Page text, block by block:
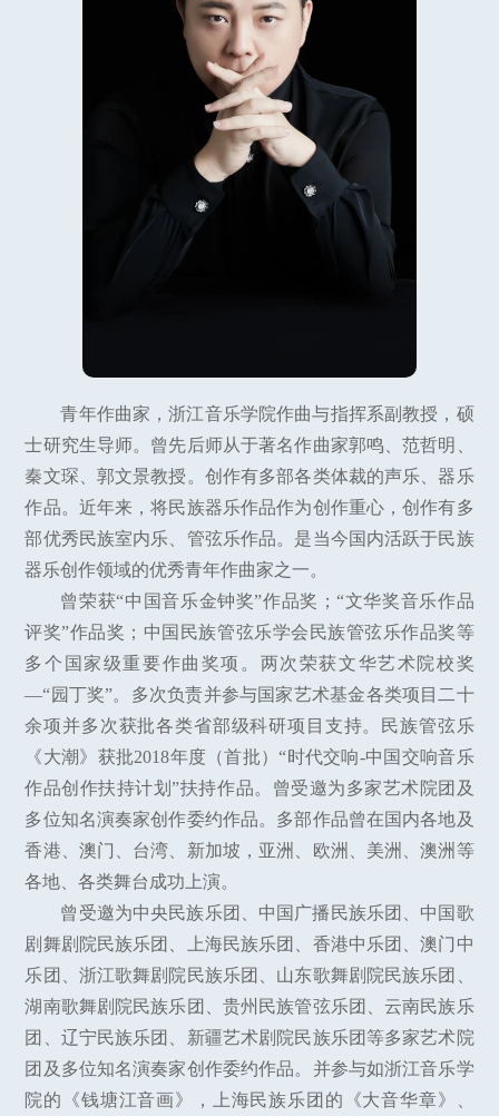
青年作曲家，浙江音乐学院作曲与指挥系副教授，硕
士研究生导师。曾先后师从于著名作曲家郭鸣、范哲明、
秦文琛、郭文景教授。创作有多部各类体裁的声乐、器乐
作品。近年来，将民族器乐作品作为创作重心，创作有多
部优秀民族室内乐、管弦乐作品。是当今国内活跃于民族
器乐创作领域的优秀青年作曲家之一。
曾荣获“中国音乐金钟奖”作品奖；“文华奖音乐作品
评奖”作品奖；中国民族管弦乐学会民族管弦乐作品奖等
多个国家级重要作曲奖项。两次荣获文华艺术院校奖
—“园丁奖”。多次负责并参与国家艺术基金各类项目二十
余项并多次获批各类省部级科研项目支持。民族管弦乐
《大潮》获批2018年度（首批）“时代交响-中国交响音乐
作品创作扶持计划”扶持作品。曾受邀为多家艺术院团及
多位知名演奏家创作委约作品。多部作品曾在国内各地及
香港、澳门、台湾、新加坡，亚洲、欧洲、美洲、澳洲等
各地、各类舞台成功上演。
曾受邀为中央民族乐团、中国广播民族乐团、中国歌
剧舞剧院民族乐团、上海民族乐团、香港中乐团、澳门中
乐团、浙江歌舞剧院民族乐团、山东歌舞剧院民族乐团、
湖南歌舞剧院民族乐团、贵州民族管弦乐团、云南民族乐
团、辽宁民族乐团、新疆艺术剧院民族乐团等多家艺术院
团及多位知名演奏家创作委约作品。并参与如浙江音乐学
院的《钱塘江音画》，上海民族乐团的《大音华章》、